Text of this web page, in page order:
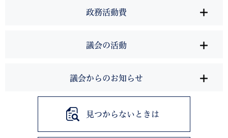
政務活動費
議会の活動
議会からのお知らせ
見つからないときは